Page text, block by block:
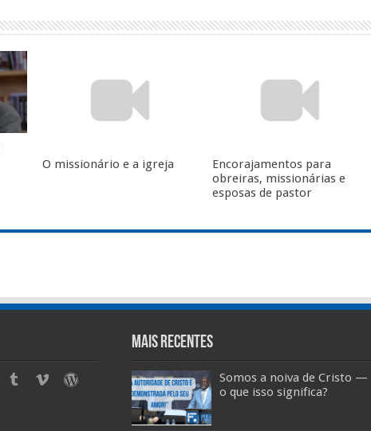
O missionário e a igreja
Encorajamentos para
obreiras, missionárias e
esposas de pastor
Mais Recentes
Somos a noiva de Cristo —
o que isso significa?